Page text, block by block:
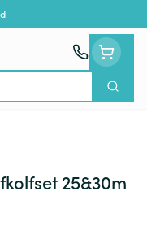
Zoek
25&30m